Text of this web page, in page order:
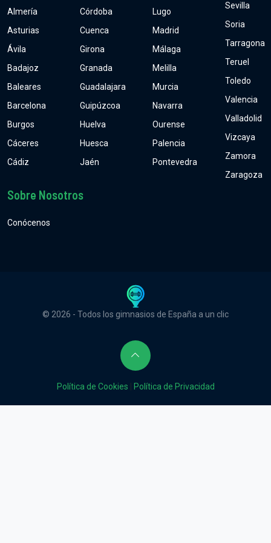
Almería
Asturias
Ávila
Badajoz
Baleares
Barcelona
Burgos
Cáceres
Cádiz
Córdoba
Cuenca
Girona
Granada
Guadalajara
Guipúzcoa
Huelva
Huesca
Jaén
Lugo
Madrid
Málaga
Melilla
Murcia
Navarra
Ourense
Palencia
Pontevedra
Sevilla
Soria
Tarragona
Teruel
Toledo
Valencia
Valladolid
Vizcaya
Zamora
Zaragoza
Sobre Nosotros
Conócenos
© 2026 - Todos los gimnasios de España a un clic
Política de Cookies Política de Privacidad